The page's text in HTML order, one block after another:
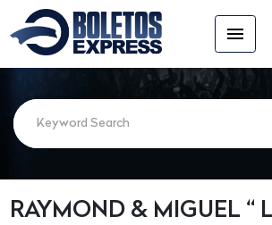
menu
RAYMOND & MIGUEL “